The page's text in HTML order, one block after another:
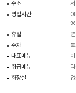
주소
영업시간
※
휴일
주차
대표메뉴
취급메뉴
화장실